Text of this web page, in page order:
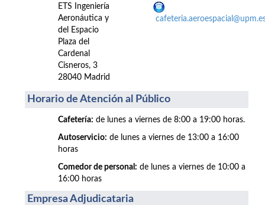
ETS Ingeniería
Aeronáutica y
del Espacio
Plaza del
Cardenal
Cisneros, 3
28040 Madrid
Horario de Atención al Público
Cafetería: de lunes a viernes de 8:00 a 19:00 horas.
Autoservicio: de lunes a viernes de 13:00 a 16:00
horas
Comedor de personal: de lunes a viernes de 10:00 a
16:00 horas
Empresa Adjudicataria